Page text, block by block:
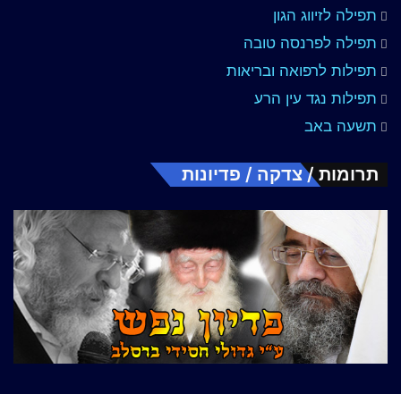
תפילה לזיווג הגון
תפילה לפרנסה טובה
תפילות לרפואה ובריאות
תפילות נגד עין הרע
תשעה באב
תרומות / צדקה / פדיונות